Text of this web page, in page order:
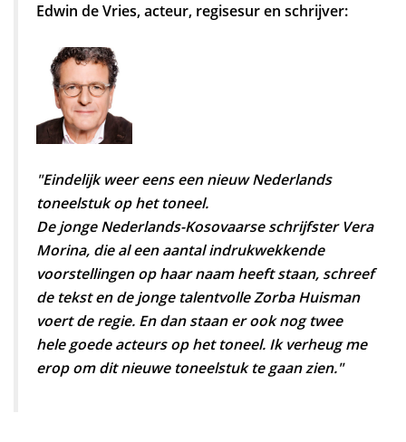
Edwin de Vries, acteur, regisesur en schrijver:
"Eindelijk weer eens een nieuw Nederlands
toneelstuk op het toneel.
De jonge Nederlands-Kosovaarse schrijfster Vera
Morina, die al een aantal indrukwekkende
voorstellingen op haar naam heeft staan, schreef
de tekst en de jonge talentvolle Zorba Huisman
voert de regie. En dan staan er ook nog twee
hele goede acteurs op het toneel. Ik verheug me
erop om dit nieuwe toneelstuk te gaan zien."